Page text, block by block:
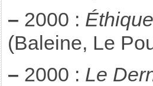
– 2000 :
(Baleine, Le
– 2000 : Le